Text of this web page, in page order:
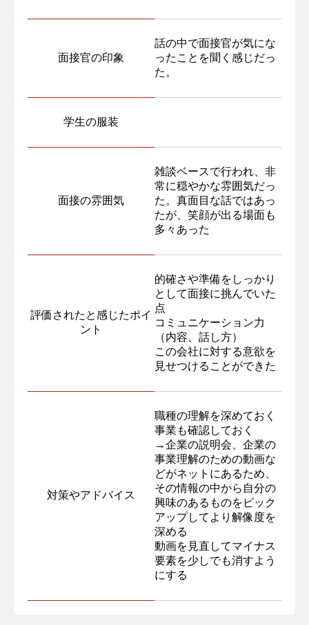
面接官の印象
話の中で面接官が気にな
ったことを聞く感じだっ
た。
学生の服装
面接の雰囲気
雑談ベースで行われ、非
常に穏やかな雰囲気だっ
た。真面目な話ではあっ
たが、笑顔が出る場面も
多々あった
評価されたと感じたポイ
ント
的確さや準備をしっかり
として面接に挑んでいた
点
コミュニケーション力
（内容、話し方）
この会社に対する意欲を
見せつけることができた
対策やアドバイス
職種の理解を深めておく
事業も確認しておく
→企業の説明会、企業の
事業理解のための動画な
どがネットにあるため、
その情報の中から自分の
興味のあるものをピック
アップしてより解像度を
深める
動画を見直してマイナス
要素を少しでも消すよう
にする